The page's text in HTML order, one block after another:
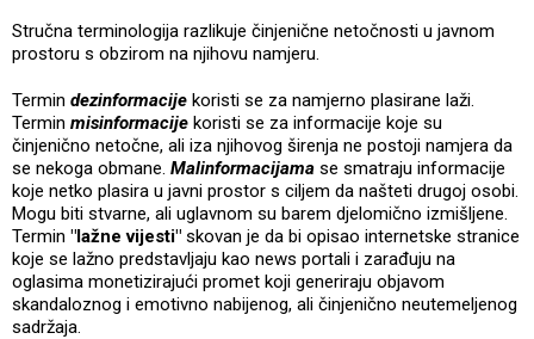
Stručna terminologija razlikuje činjenične netočnosti u javnom
prostoru s obzirom na njihovu namjeru.
Termin dezinformacije koristi se za namjerno plasirane laži.
Termin misinformacije koristi se za informacije koje su
činjenično netočne, ali iza njihovog širenja ne postoji namjera da
se nekoga obmane. Malinformacijama se smatraju informacije
koje netko plasira u javni prostor s ciljem da našteti drugoj osobi.
Mogu biti stvarne, ali uglavnom su barem djelomično izmišljene.
Termin "lažne vijesti" skovan je da bi opisao internetske stranice
koje se lažno predstavljaju kao news portali i zarađuju na
oglasima monetizirajući promet koji generiraju objavom
skandaloznog i emotivno nabijenog, ali činjenično neutemeljenog
sadržaja.